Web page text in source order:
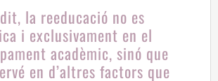
la reeducació no es
i exclusivament en el
acadèmic, sinó que
en d’altres factors que